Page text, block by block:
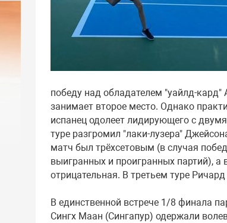
победу над обладателем "уайлд-
занимает второе место. Однако
испанец одолеет лидирующего с
туре разгромил "лаки-лузера"
матч был трёхсетовым (в случая
выигранных и проигранных партий), а
отрицательная. В третьем туре
В единственной встрече 1/8 финала
Сингх Маан (Сингапур) одержали